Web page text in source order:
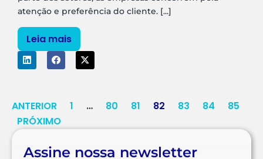
atenção e preferência do cliente. [...]
Leia mais
ANTERIOR 1 … 80 81 82 83 84
85
PRÓXIMO
Assine nossa newsletter